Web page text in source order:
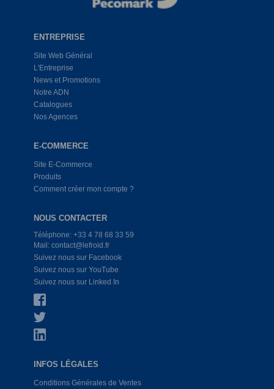
ENTREPRISE
Site Web Général
L'Entreprise
News et Promotions
Notre ADN
Catalogues
Nos Agences
E-COMMERCE
Site E-Commerce
Produits
Comment créer mon compte ?
NOUS CONTACTER
Téléphone: +33 4 78 68 33 59
Mail: contact@lefroid.fr
Suivez nous sur Facebook
Suivez nous sur YouTube
Suivez nous sur Linked In
INFOS LÉGALES
Conditions Générales de Ventes